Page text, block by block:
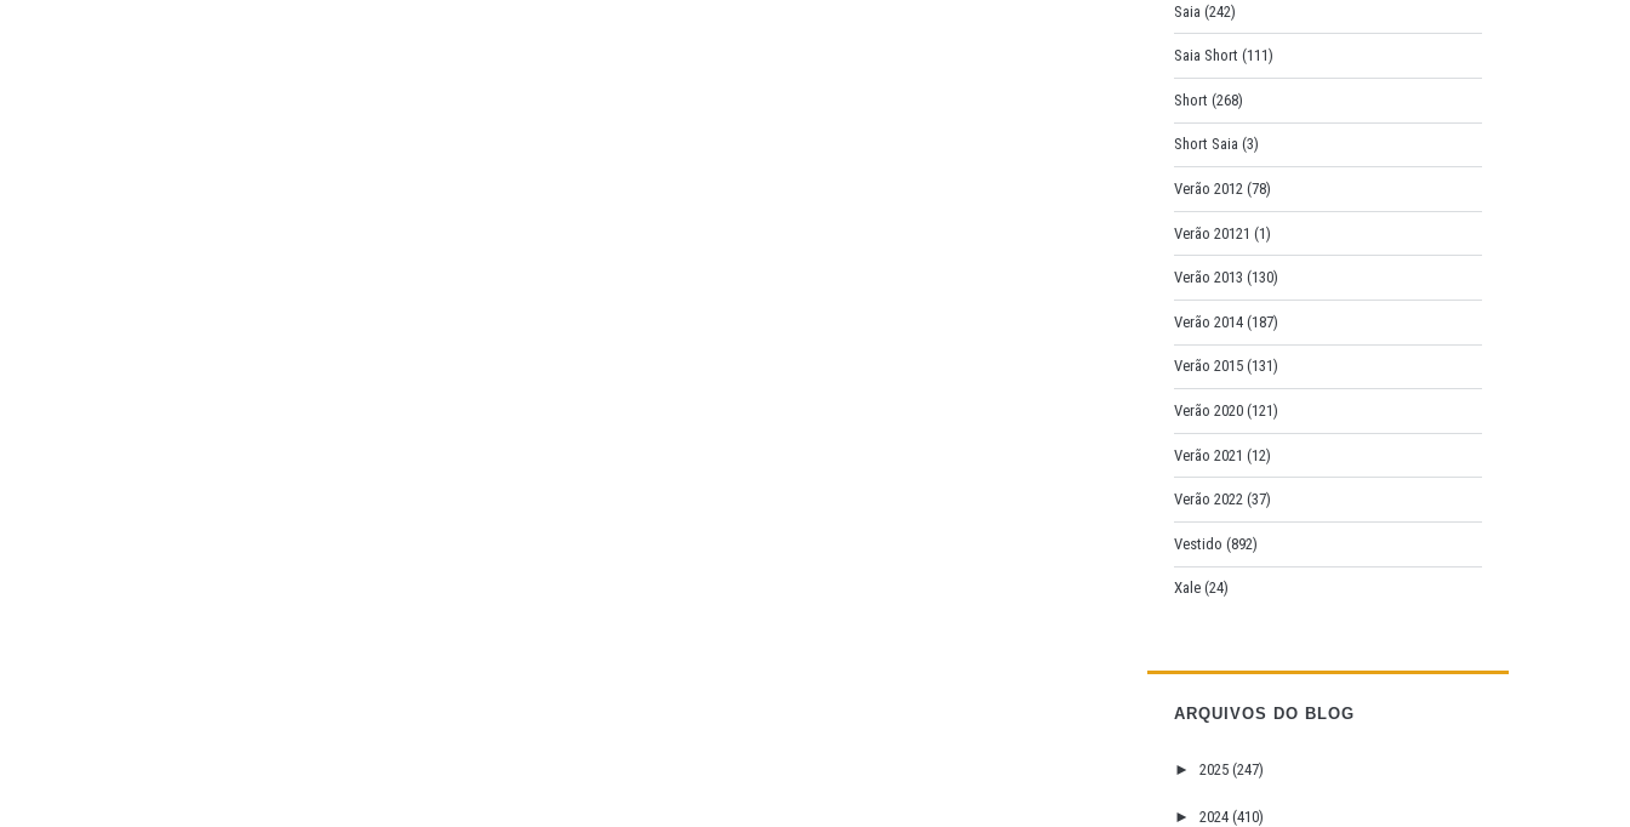
Saia (242)
Saia Short (111)
Short (268)
Short Saia (3)
Verão 2012 (78)
Verão 20121 (1)
Verão 2013 (130)
Verão 2014 (187)
Verão 2015 (131)
Verão 2020 (121)
Verão 2021 (12)
Verão 2022 (37)
Vestido (892)
Xale (24)
ARQUIVOS DO BLOG
► 2025 (247)
► 2024 (410)